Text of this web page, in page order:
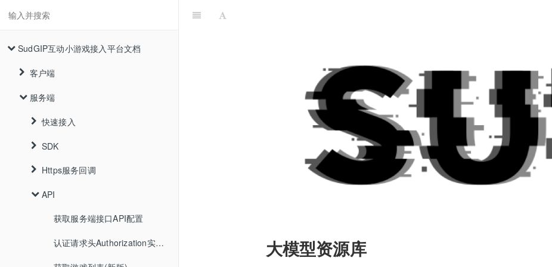
SudGIP互动小游戏接入平台文档
客户端
客户端快速接入
iOS
Android
Web
Flutter
客户端文档
API
SudGIP
ISudFSTAPP
ISudFSMMG
APP状态转换器 ISudFSTAPP
砂砂舞 notifyStateChange
棒球 notifyStateChange
MG状态机 ISudFSMMG
通用状态-玩家 onPlayerStateChange
客户端SDK下载
客户端Demo下载
FAQ
大模型游戏互动
简介
音频和语音识别
服务端
快速接入
Java
Go
Node
C#.Net
SDK
Java
Go
Node
C#.Net
Https服务回调
get_sstoken
update_sstoken
get_user_info
API
获取服务端接口API配置
认证请求头Authorization实现方式 大模型资源库